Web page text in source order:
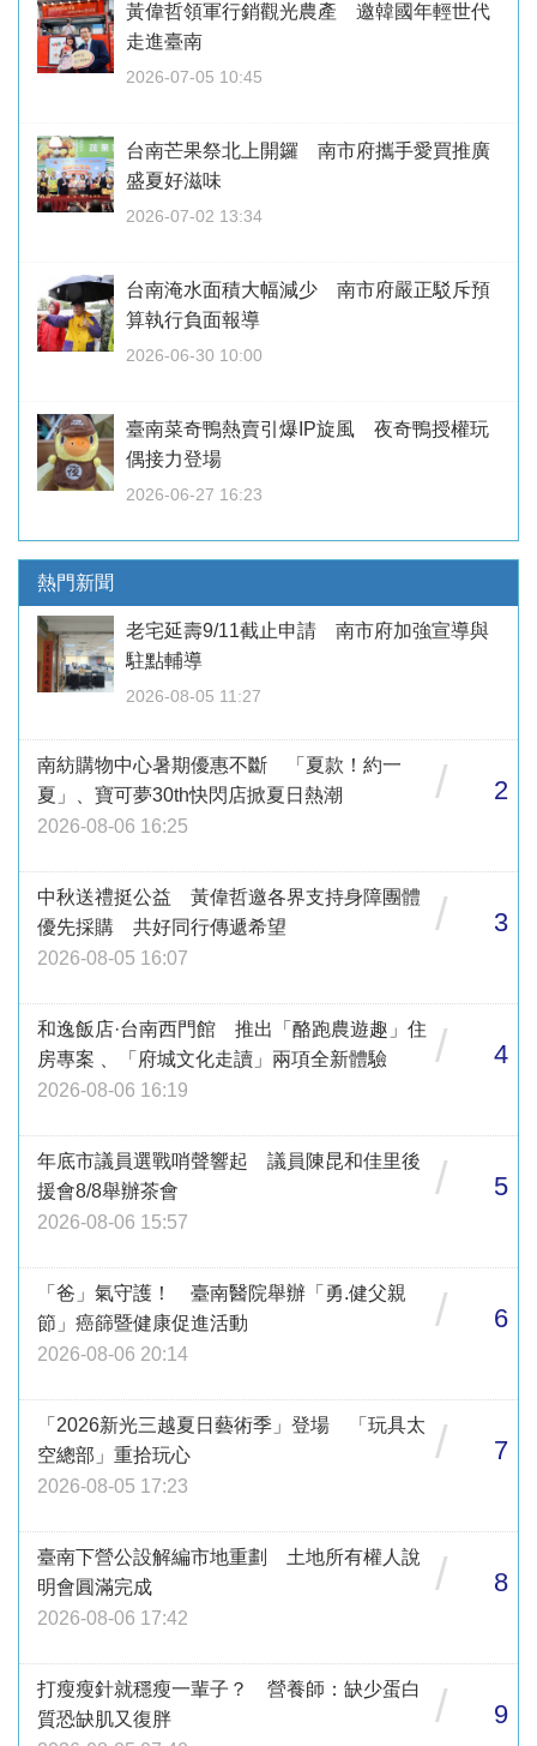
黃偉哲領軍行銷觀光農產 邀韓國年輕世代
走進臺南
2026-07-05 10:45
台南芒果祭北上開鑼 南市府攜手愛買推廣
盛夏好滋味
2026-07-02 13:34
台南淹水面積大幅減少 南市府嚴正駁斥預
算執行負面報導
2026-06-30 10:00
臺南菜奇鴨熱賣引爆IP旋風 夜奇鴨授權玩
偶接力登場
2026-06-27 16:23
熱門新聞
老宅延壽9/11截止申請 南市府加強宣導與
駐點輔導
2026-08-05 11:27
南紡購物中心暑期優惠不斷 「夏款！約一
夏」、寶可夢30th快閃店掀夏日熱潮
2026-08-06 16:25
/ 2
中秋送禮挺公益 黃偉哲邀各界支持身障團體
優先採購 共好同行傳遞希望
2026-08-05 16:07
/ 3
和逸飯店·台南西門館 推出「酪跑農遊趣」住
房專案 、「府城文化走讀」兩項全新體驗
2026-08-06 16:19
/ 4
年底市議員選戰哨聲響起 議員陳昆和佳里後
援會8/8舉辦茶會
2026-08-06 15:57
/ 5
「爸」氣守護！ 臺南醫院舉辦「勇.健父親
節」癌篩暨健康促進活動
2026-08-06 20:14
/ 6
「2026新光三越夏日藝術季」登場 「玩具太
空總部」重拾玩心
2026-08-05 17:23
/ 7
臺南下營公設解編市地重劃 土地所有權人說
明會圓滿完成
2026-08-06 17:42
/ 8
打瘦瘦針就穩瘦一輩子？ 營養師：缺少蛋白
質恐缺肌又復胖
/ 9